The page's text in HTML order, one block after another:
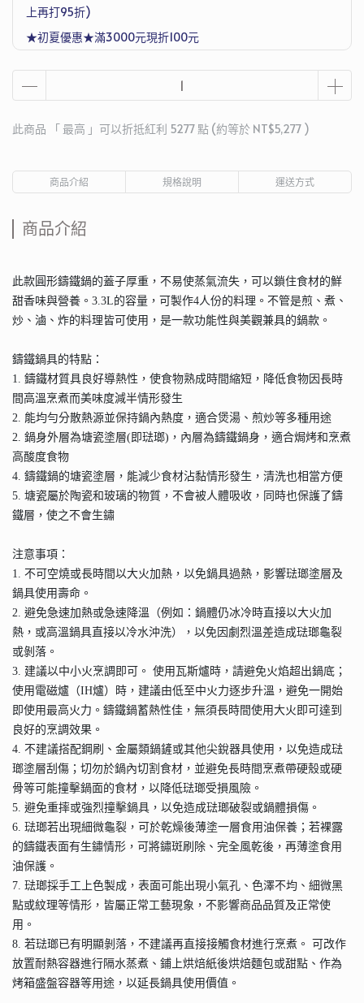
上再打95折)
★初夏優惠★滿3000元現折100元
2送Joseph Joseph 超收納廚房工具五件組
此商品 「 最高 」可以折抵紅利 5277 點 (約等於 NT$5,277 )
商品介紹 規格說明 運送方式
商品介紹
此款圓形鑄鐵鍋的蓋子厚重，不易使蒸氣流失，可以鎖住食材的鮮
甜香味與營養。3.3L的容量，可製作4人份的料理。不管是煎、煮、
炒、滷、炸的料理皆可使用，是一款功能性與美觀兼具的鍋款。
鑄鐵鍋具的特點：
1. 鑄鐵材質具良好導熱性，使食物熟成時間縮短，降低食物因長時
間高溫烹煮而美味度減半情形發生
2. 能均勻分散熱源並保持鍋內熱度，適合煲湯、煎炒等多種用途
2. 鍋身外層為塘瓷塗層(即琺瑯)，內層為鑄鐵鍋身，適合焗烤和烹煮
高酸度食物
4. 鑄鐵鍋的塘瓷塗層，能減少食材沾黏情形發生，清洗也相當方便
5. 塘瓷屬於陶瓷和玻璃的物質，不會被人體吸收，同時也保護了鑄
鐵層，使之不會生鏽
注意事項：
1. 不可空燒或長時間以大火加熱，以免鍋具過熱，影響琺瑯塗層及
鍋具使用壽命。
2. 避免急速加熱或急速降溫（例如：鍋體仍冰冷時直接以大火加
熱，或高溫鍋具直接以冷水沖洗），以免因劇烈溫差造成琺瑯龜裂
或剝落。
3. 建議以中小火烹調即可。 使用瓦斯爐時，請避免火焰超出鍋底；
使用電磁爐（IH爐）時，建議由低至中火力逐步升溫，避免一開始
即使用最高火力。鑄鐵鍋蓄熱性佳，無須長時間使用大火即可達到
良好的烹調效果。
4. 不建議搭配鋼刷、金屬類鍋鏟或其他尖銳器具使用，以免造成琺
瑯塗層刮傷；切勿於鍋內切割食材，並避免長時間烹煮帶硬殼或硬
骨等可能撞擊鍋面的食材，以降低琺瑯受損風險。
5. 避免重摔或強烈撞擊鍋具，以免造成琺瑯破裂或鍋體損傷。
6. 琺瑯若出現細微龜裂，可於乾燥後薄塗一層食用油保養；若裸露
的鑄鐵表面有生鏽情形，可將鏽斑刷除、完全風乾後，再薄塗食用
油保護。
7. 琺瑯採手工上色製成，表面可能出現小氣孔、色澤不均、細微黑
點或紋理等情形，皆屬正常工藝現象，不影響商品品質及正常使
用。
8. 若琺瑯已有明顯剝落，不建議再直接接觸食材進行烹煮。 可改作
放置耐熱容器進行隔水蒸煮、鋪上烘焙紙後烘焙麵包或甜點、作為
烤箱盛盤容器等用途，以延長鍋具使用價值。